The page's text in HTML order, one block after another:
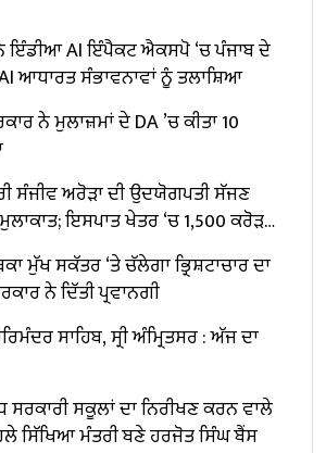
ਇੰਡੀਆ AI ਇੰਪੈਕਟ ਐਕਸਪੋ ‘ਚ ਪੰਜਾਬ ਦੇ
ਆਧਾਰਤ ਸੰਭਾਵਨਾਵਾਂ ਨੂੰ ਤਲਾਸ਼ਿਆ
ਨੇ ਮੁਲਾਜ਼ਮਾਂ ਦੇ DA ’ਚ ਕੀਤਾ 10
ਸੰਜੀਵ ਅਰੋੜਾ ਦੀ ਉਦਯੋਗਪਤੀ ਸੱਜਣ
ਇਸਪਾਤ ਖੇਤਰ ‘ਚ ₹1,500 ਕਰੋੜ
ਮੁੱਖ ਸਕੱਤਰ ‘ਤੇ ਚੱਲੇਗਾ ਭ੍ਰਿਸ਼ਟਾਚਾਰ ਦਾ
ਨੇ ਦਿੱਤੀ ਪ੍ਰਵਾਨਗੀ
ਸਾਹਿਬ, ਸ੍ਰੀ ਅੰਮ੍ਰਿਤਸਰ : ਅੱਜ ਦਾ
ਸਰਕਾਰੀ ਸਕੂਲਾਂ ਦਾ ਨਿਰੀਖਣ ਕਰਨ ਵਾਲੇ
ਸਿੱਖਿਆ ਮੰਤਰੀ ਬਣੇ ਹਰਜੋਤ ਸਿੰਘ ਬੈਂਸ